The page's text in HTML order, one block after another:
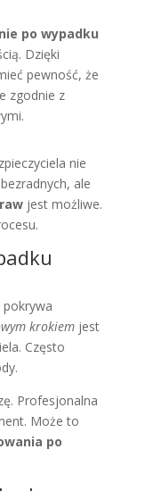
po wypadku
Dzięki
pewność, że
zgodnie z
nie
ale
jest możliwe.
krokiemjest
Często
Profesjonalna
Może to
po